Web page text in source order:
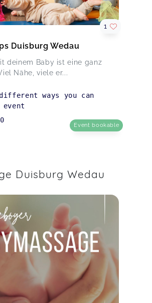
- 14 bis 48 Monate
Sabrina,May 24
Monaten
Tülin,
Duisburg Wedau
deinem Baby ist eine ganz
Nähe, viele er...
1
ways you can
Event bookable
Duisburg Wedau